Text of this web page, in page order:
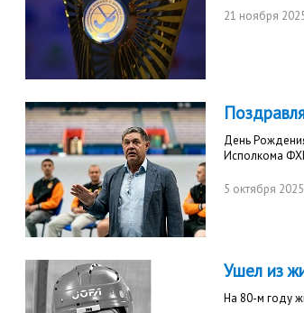
21 ноября
День
Исполкома
5 октября 2025
Ушел из
На 80-м году